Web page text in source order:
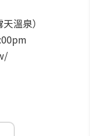
溫泉）